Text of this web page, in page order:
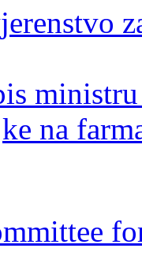
ministru
na